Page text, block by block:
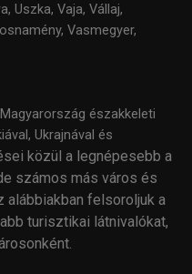
Uszka, Vaja, Vállaj,
Vasmegyer,
északkeleti
Ukrajnával és
közül a legnépesebb a
számos más város és
alábbiakban felsoroljuk a
turisztikai látnivalókat,